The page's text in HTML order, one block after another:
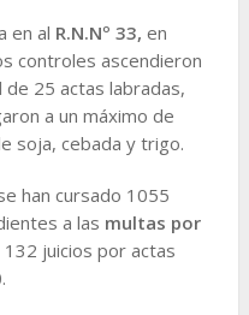
en al R.N.Nº 33, en
controles ascendieron
25 actas labradas,
a un máximo de
soja, cebada y trigo.
han cursado 1055
a las multas por
132 juicios por actas